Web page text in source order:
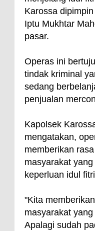
Karossa
Iptu Mukhtar
pasar.
Operas ini
tindak kriminal
sedang
penjualan
Kapolsek
mengatakan,
memberikan
masyarakat
keperluan idul
"Kita
masyarakat
Apalagi sudah